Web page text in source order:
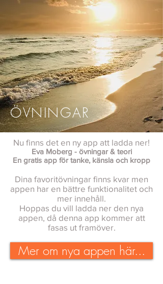
ÖVNINGAR
Nu finns det en ny app att ladda ner!
Eva Moberg - övningar & teori
En gratis app för tanke, känsla och kropp
Dina favoritövningar finns kvar men
appen har en bättre funktionalitet och
mer innehåll.
Hoppas du vill ladda ner den nya
appen, då denna app kommer att
fasas ut framöver.
Mer om nya appen här...